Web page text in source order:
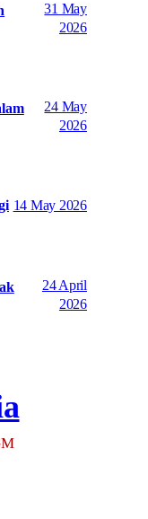
31 May
2026
24 May
2026
14 May 2026
24 April
2026